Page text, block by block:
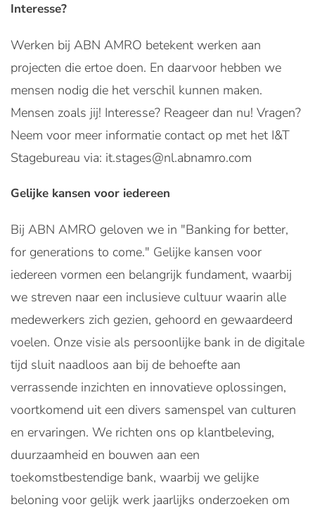
Interesse?
Werken bij ABN AMRO betekent werken aan
projecten die ertoe doen. En daarvoor hebben we
mensen nodig die het verschil kunnen maken.
Mensen zoals jij! Interesse? Reageer dan nu! Vragen?
Neem voor meer informatie contact op met het I&T
Stagebureau via: it.stages@nl.abnamro.com
Gelijke kansen voor iedereen
Bij ABN AMRO geloven we in "Banking for better,
for generations to come." Gelijke kansen voor
iedereen vormen een belangrijk fundament, waarbij
we streven naar een inclusieve cultuur waarin alle
medewerkers zich gezien, gehoord en gewaardeerd
voelen. Onze visie als persoonlijke bank in de digitale
tijd sluit naadloos aan bij de behoefte aan
verrassende inzichten en innovatieve oplossingen,
voortkomend uit een divers samenspel van culturen
en ervaringen. We richten ons op klantbeleving,
duurzaamheid en bouwen aan een
toekomstbestendige bank, waarbij we gelijke
beloning voor gelijk werk jaarlijks onderzoeken om